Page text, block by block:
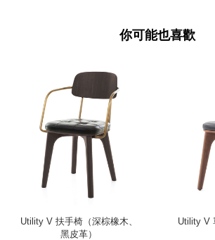
你可能也喜歡
Utility V 扶手椅（深棕橡木、
黑皮革）
Utility V